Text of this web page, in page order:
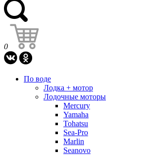
0
По воде
Лодка + мотор
Лодочные моторы
Mercury
Yamaha
Tohatsu
Sea-Pro
Marlin
Seanovo